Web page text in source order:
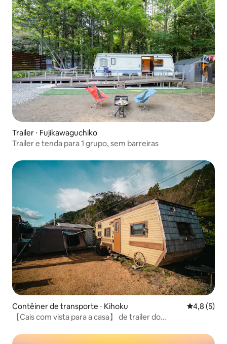
Trailer ⋅ Fujikawaguchiko
Trailer e tenda para 1 grupo, sem barreiras
Contêiner de transporte ⋅ Kihoku 4,8 de
4,8 (5)
【Cais com vista para a casa】 de trailer do